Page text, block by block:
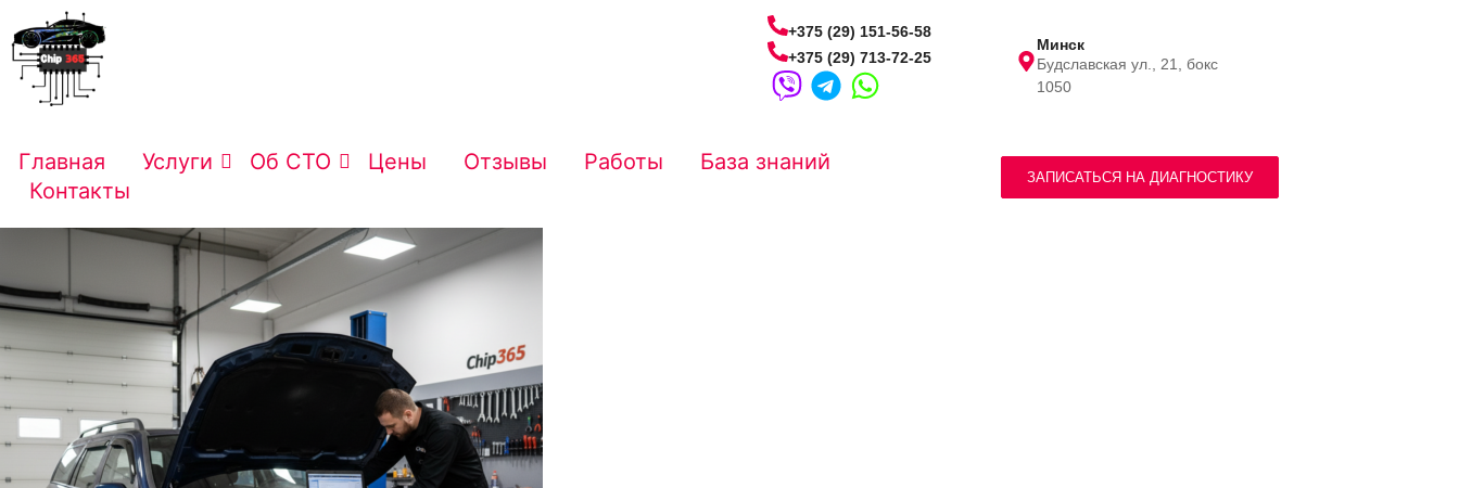
+375 (29) 151-56-58
+375 (29) 713-72-25
Минск
Будславская ул., 21, бокс
1050
Главная Услуги Об СТО Цены Отзывы Работы
База знаний
Контакты
ЗАПИСАТЬСЯ НА ДИАГНОСТИКУ